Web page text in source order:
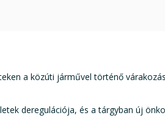
a közúti járművel történő
deregulációja, és a tárgyban új